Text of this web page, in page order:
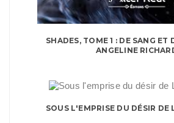
SHADES, TOME 1 : DE SANG ET
ANGELINE
SOUS L'EMPRISE DU DÉSIR DE